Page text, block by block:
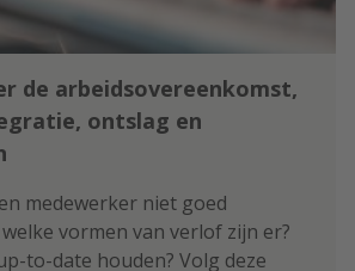
de arbeidsovereenkomst,
ontslag en
medewerker niet goed
vormen van verlof zijn er?
to-date houden? Volg deze